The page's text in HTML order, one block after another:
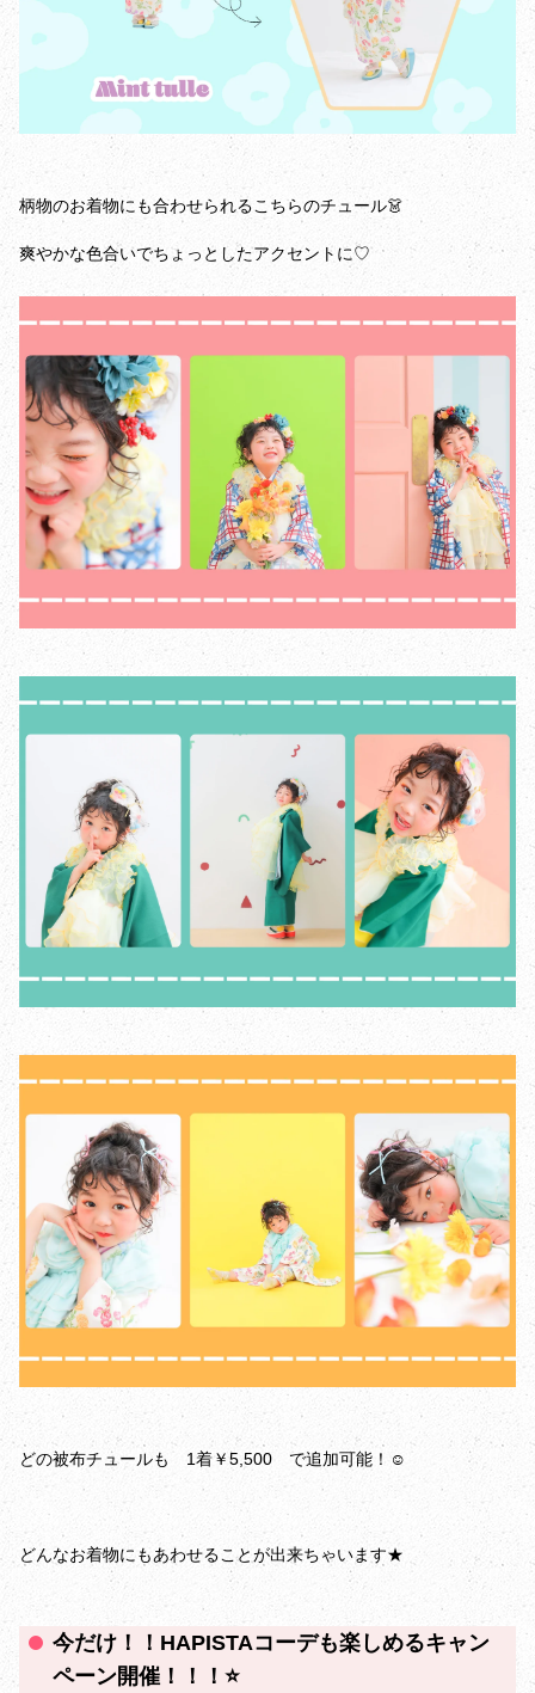
柄物のお着物にも合わせられるこちらのチュール👗
爽やかな色合いでちょっとしたアクセントに♡
どの被布チュールも 1着￥5,500 で追加可能！☺️
どんなお着物にもあわせることが出来ちゃいます★
今だけ！！HAPISTAコーデも楽しめるキャン
ペーン開催！！！⭐️